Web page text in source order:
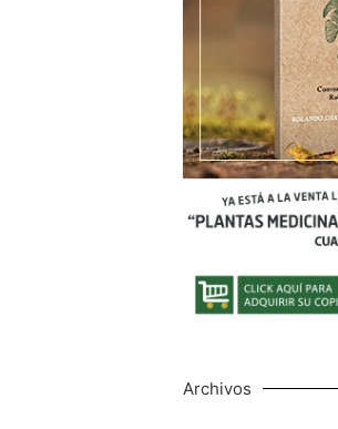
Archivos